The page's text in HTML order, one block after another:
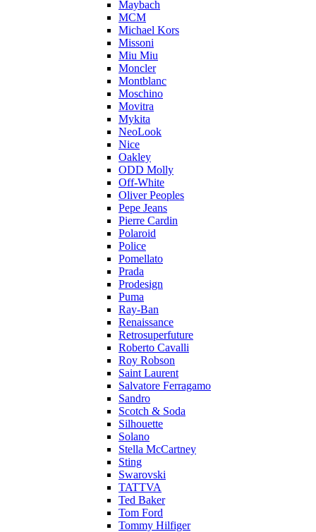
Maybach
MCM
Michael Kors
Missoni
Miu Miu
Moncler
Montblanc
Moschino
Movitra
Mykita
NeoLook
Nice
Oakley
ODD Molly
Off-White
Oliver Peoples
Pepe Jeans
Pierre Cardin
Polaroid
Police
Pomellato
Prada
Prodesign
Puma
Ray-Ban
Renaissance
Retrosuperfuture
Roberto Cavalli
Roy Robson
Saint Laurent
Salvatore Ferragamo
Sandro
Scotch & Soda
Silhouette
Solano
Stella McCartney
Sting
Swarovski
TATTVA
Ted Baker
Tom Ford
Tommy Hilfiger